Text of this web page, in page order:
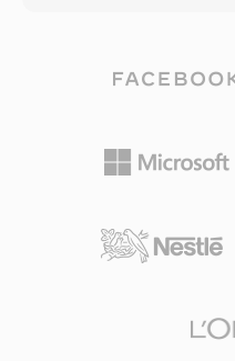
AIFF sluzy jako
Kontener obsluguje
pozwala na prace w
kazdego, kto stawia
ponad efektywnosc
jakosci archiwalnej,
bitowego
wystarczajaco
osiagaja 40 do 55